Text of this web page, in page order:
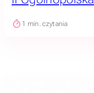
1 min. czytania